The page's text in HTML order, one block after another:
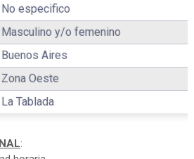
No especifico
Masculino y/o femenino
Buenos Aires
Zona Oeste
La Tablada
: